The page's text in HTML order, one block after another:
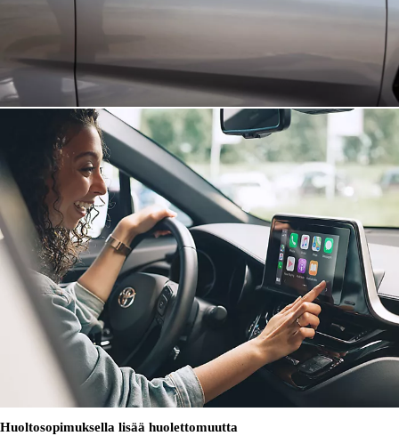
Huoltosopimuksella lisää huolettomuutta